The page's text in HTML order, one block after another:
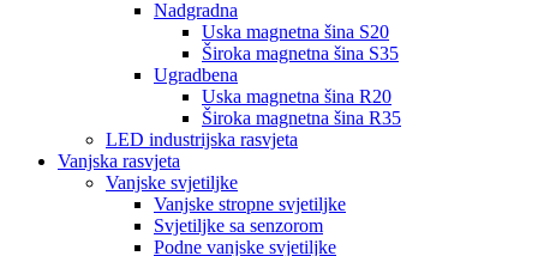
Nadgradna
Uska magnetna šina S20
Široka magnetna šina S35
Ugradbena
Uska magnetna šina R20
Široka magnetna šina R35
LED industrijska rasvjeta
Vanjska rasvjeta
Vanjske svjetiljke
Vanjske stropne svjetiljke
Svjetiljke sa senzorom
Podne vanjske svjetiljke